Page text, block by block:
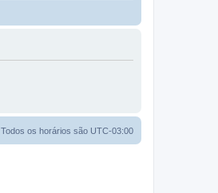
Todos os horários são UTC-03:00